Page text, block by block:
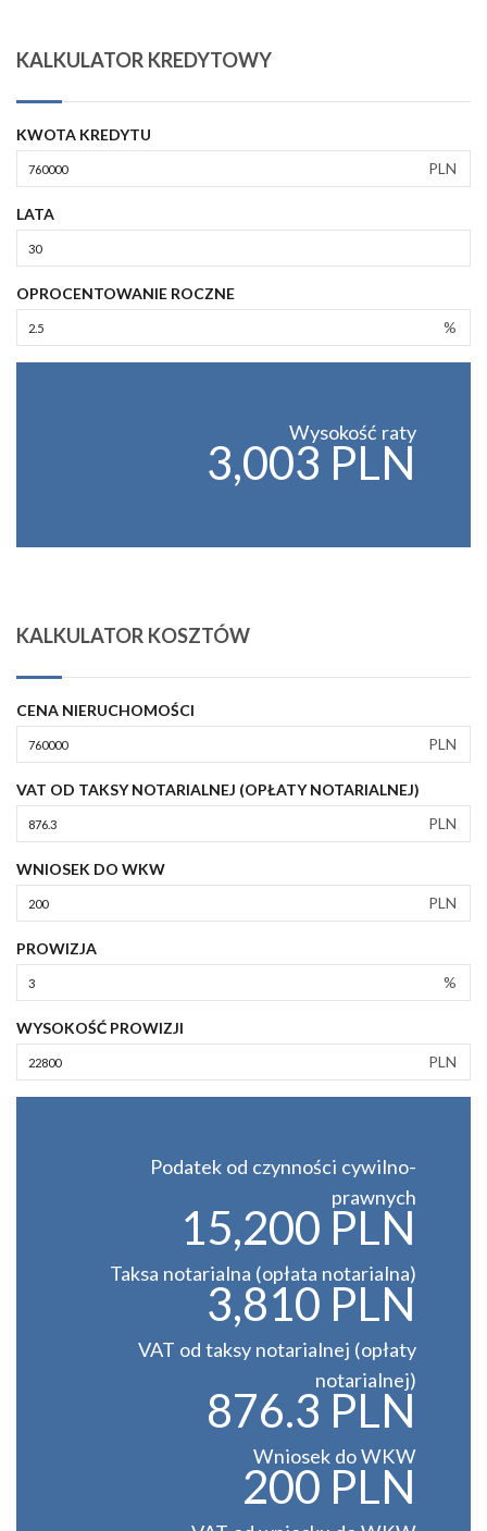
KALKULATOR KREDYTOWY
KWOTA KREDYTU
PLN
LATA
OPROCENTOWANIE ROCZNE
%
Wysokość raty
3,003 PLN
KALKULATOR KOSZTÓW
CENA NIERUCHOMOŚCI
PLN
VAT OD TAKSY NOTARIALNEJ (OPŁATY NOTARIALNEJ)
PLN
WNIOSEK DO WKW
PLN
PROWIZJA
%
WYSOKOŚĆ PROWIZJI
PLN
Podatek od czynności cywilno-
prawnych
15,200 PLN
Taksa notarialna (opłata notarialna)
3,810 PLN
VAT od taksy notarialnej (opłaty
notarialnej)
876.3 PLN
Wniosek do WKW
200 PLN